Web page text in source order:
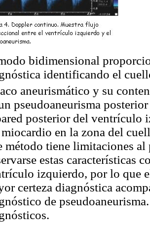
bidimensional
identificando el
aneurismático y su
pseudoaneurisma
posterior del ventrículo
en la zona del
método tiene limitaciones al
estas características
izquierdo, por lo que
certeza diagnóstica
de